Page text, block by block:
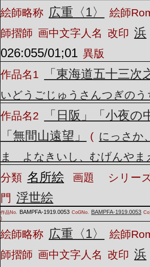
絵師略称 広重〈1〉
絵師
師摺師 画中文字人名 改印 浜
026:055/01;01 異版
作品名1
「東海道五十三次
いどうごじゅうさんつぎのう
作品名2
「日阪」「小夜の
「無間山遠望」
( にっさか
ま よなきいし、むげんやま
分類 名所絵 画題
シリー
門 浮世絵
作品No. BAMPFA-1919.0053 CoGNo. BAMPFA-1919.0053
)
絵師略称 広重〈1〉
絵師
師摺師 画中文字人名 改印 浜